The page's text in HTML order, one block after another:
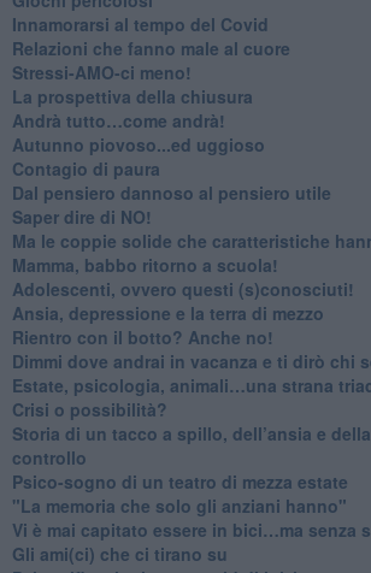
Innamorarsi al tempo del Covid
​Relazioni che fanno male al cuore
​Stressi-AMO-ci meno!
​La prospettiva della chiusura
​Andrà tutto…come andrà!
Autunno piovoso...ed uggioso
​Contagio di paura
​Dal pensiero dannoso al pensiero utile
​Saper dire di NO!
​Ma le coppie solide che caratteristiche
​Mamma, babbo ritorno a scuola!
Adolescenti, ovvero questi (s)conosciuti!
Ansia, depressione e la terra di mezzo
​Rientro con il botto? Anche no!
Dimmi dove andrai in vacanza e ti dirò chi
​Estate, psicologia, animali…una strana
​Crisi o possibilità?
​Storia di un tacco a spillo, dell’ansia e
controllo
​Psico-sogno di un teatro di mezza estate
"La memoria che solo gli anziani hanno"
​Vi è mai capitato essere in bici…ma senza
​Gli ami(ci) che ci tirano su